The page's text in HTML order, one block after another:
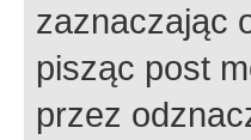
zaznaczając
pisząc post
przez